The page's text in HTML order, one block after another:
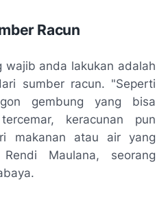
Racun
wajib anda lakukan adalah
sumber racun. "Seperti
gembung yang bisa
keracunan pun
makanan atau air yang
Maulana, seorang